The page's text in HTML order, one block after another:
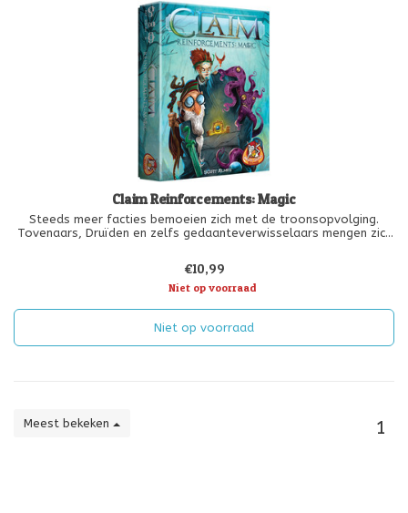
Claim Reinforcements: Magic
Steeds meer facties bemoeien zich met de troonsopvolging.
Tovenaars, Druïden en zelfs gedaanteverwisselaars mengen zich
Let op! Dit is een uitbreiding. Je hebt CLAIM
€10,99
Niet op voorraad
Niet op voorraad
Meest bekeken 1